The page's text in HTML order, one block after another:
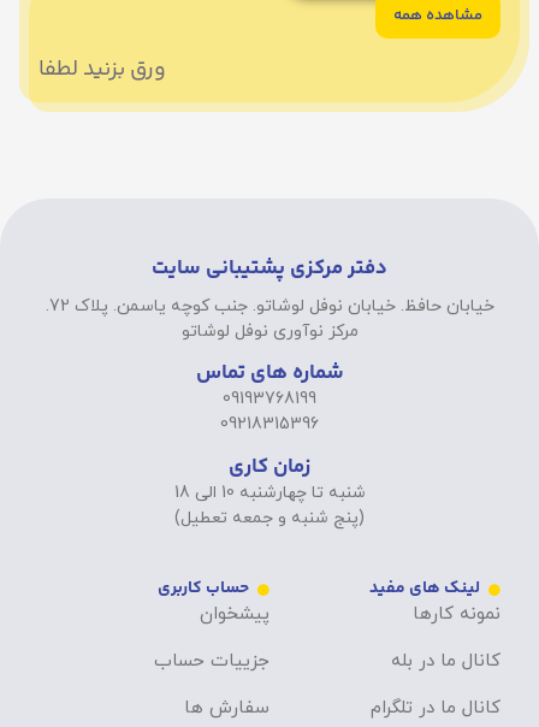
مشاهده همه
ورق بزنید لطفا
دفتر مرکزی پشتیبانی سایت
خیابان حافظ. خیابان نوفل لوشاتو. جنب کوچه یاسمن. پلاک 72.
مرکز نوآوری نوفل لوشاتو
شماره های تماس
09193768199
09218315396
زمان کاری
شنبه تا چهارشنبه 10 الی 18
(پنج شنبه و جمعه تعطیل)
لینک های مفید
نمونه کارها
کانال ما در بله
کانال ما در تلگرام
حساب کاربری
پیشخوان
جزییات حساب
سفارش ها